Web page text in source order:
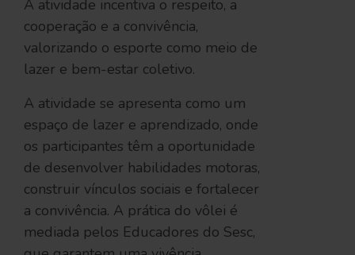
A atividade incentiva o respeito, a
cooperação e a convivência,
valorizando o esporte como meio de
lazer e bem-estar coletivo.
A atividade se apresenta como um
espaço de lazer e aprendizado, onde
os participantes têm a oportunidade
de desenvolver habilidades motoras,
construir vínculos sociais e fortalecer
a convivência. A prática do vôlei é
mediada pelos Educadores do Sesc,